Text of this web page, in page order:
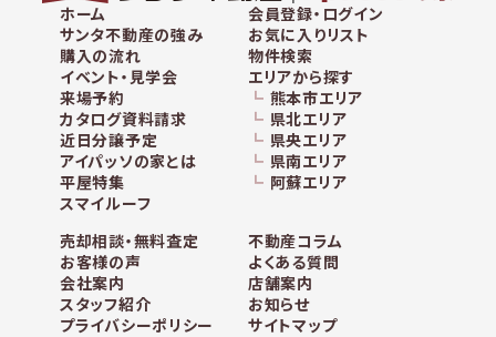
ホーム
サンタ不動産の強み
購入の流れ
イベント・見学会
来場予約
カタログ資料請求
近日分譲予定
アイパッソの家とは
平屋特集
スマイルーフ
会員登録・ログイン
お気に入りリスト
物件検索
エリアから探す
熊本市エリア
県北エリア
県央エリア
県南エリア
阿蘇エリア
売却相談・無料査定
不動産コラム
お客様の声
よくある質問
会社案内
店舗案内
スタッフ紹介
お知らせ
プライバシーポリシー
サイトマップ